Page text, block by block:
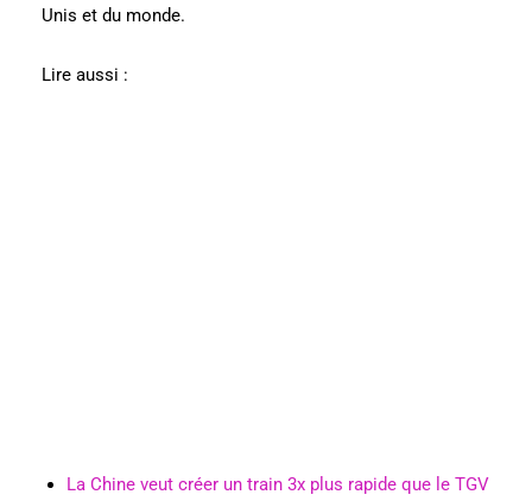
Unis et du monde.
Lire aussi :
La Chine veut créer un train 3x plus rapide que le TGV